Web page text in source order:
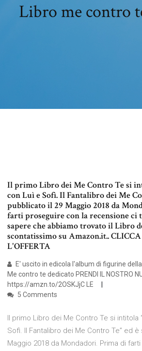
Libro me contro
Il primo Libro dei Me Contro Te si
con Luì e Sofì. Il Fantalibro dei Me
pubblicato il 29 Maggio 2018 da
farti proseguire con la recensione ci
sapere che abbiamo trovato il Libro
scontatissimo su Amazon.it..
L'OFFERTA
E' uscito in edicola l'album di figurine
Me contro te dedicato PRENDI IL NOSTRO
https://amzn.to/2OSKJjC LE
5 Comments
Il primo Libro dei Me Contro Te si intitola
Sofì. Il Fantalibro dei Me Contro Te” ed
Maggio 2018 da Mondadori. Prima di